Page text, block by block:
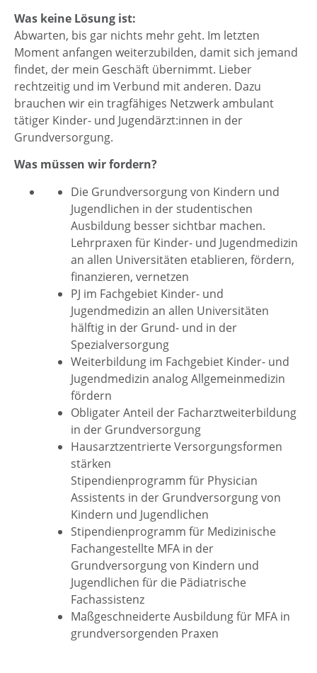
Was keine Lösung ist:
Abwarten, bis gar nichts mehr geht. Im letzten
Moment anfangen weiterzubilden, damit sich jemand
findet, der mein Geschäft übernimmt. Lieber
rechtzeitig und im Verbund mit anderen. Dazu
brauchen wir ein tragfähiges Netzwerk ambulant
tätiger Kinder- und Jugendärzt:innen in der
Grundversorgung.
Was müssen wir fordern?
Die Grundversorgung von Kindern und
Jugendlichen in der studentischen
Ausbildung besser sichtbar machen.
Lehrpraxen für Kinder- und Jugendmedizin
an allen Universitäten etablieren, fördern,
finanzieren, vernetzen
PJ im Fachgebiet Kinder- und
Jugendmedizin an allen Universitäten
hälftig in der Grund- und in der
Spezialversorgung
Weiterbildung im Fachgebiet Kinder- und
Jugendmedizin analog Allgemeinmedizin
fördern
Obligater Anteil der Facharztweiterbildung
in der Grundversorgung
Hausarztzentrierte Versorgungsformen
stärken
Stipendienprogramm für Physician
Assistents in der Grundversorgung von
Kindern und Jugendlichen
Stipendienprogramm für Medizinische
Fachangestellte MFA in der
Grundversorgung von Kindern und
Jugendlichen für die Pädiatrische
Fachassistenz
Maßgeschneiderte Ausbildung für MFA in
grundversorgenden Praxen